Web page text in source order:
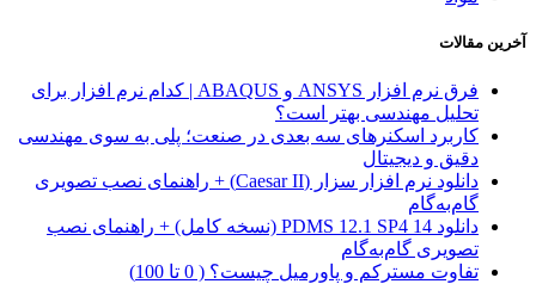
آخرین مقالات
فرق نرم افزار ANSYS و ABAQUS | کدام نرم افزار برای
تحلیل مهندسی بهتر است؟
کاربرد اسکنرهای سه‌ بعدی در صنعت؛ پلی به سوی مهندسی
دقیق و دیجیتال
دانلود نرم افزار سزار (Caesar II) + راهنمای نصب تصویری
گام‌به‌گام
دانلود PDMS 12.1 SP4 14 (نسخه کامل) + راهنمای نصب
تصویری گام‌به‌گام
تفاوت مسترکم و پاورمیل چیست؟ ( 0 تا 100)